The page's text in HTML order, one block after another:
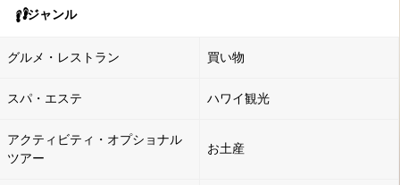
ジャンル
グルメ・レストラン 買い物
スパ・エステ ハワイ観光
アクティビティ・オプショナル
ツアー
お土産